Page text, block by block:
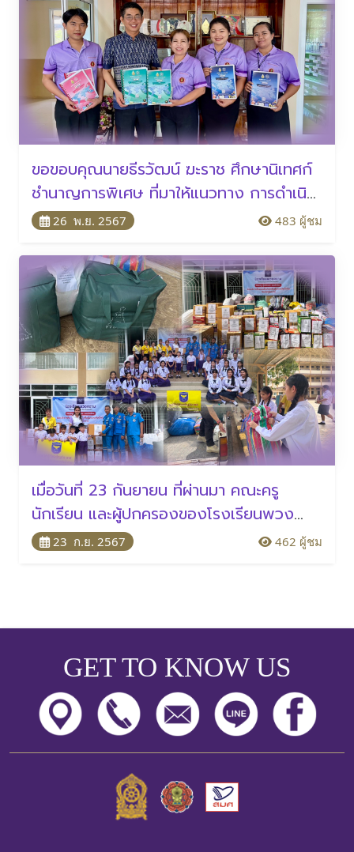
ขอขอบคุณนายธีรวัฒน์ ฆะราช ศึกษานิเทศก์
ชำนาญการพิเศษ ที่มาให้แนวทาง การดำเนิน
งานขับเคลื่อนการยกระดับการประเมิน
พิซซ่า(PISA)ของโรงเรียน
26 พ.ย. 2567 483 ผู้ชม
เมื่อวันที่ 23 กันยายน ที่ผ่านมา คณะครู
นักเรียน และผู้ปกครองของโรงเรียนพวง
คราม ได้มอบของบริจาคซึ่งประกอบด้วยน้ำ
23 ก.ย. 2567 462 ผู้ชม
GET TO KNOW US